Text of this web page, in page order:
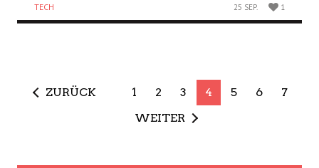
TECH 25 SEP. 1
ZURÜCK 1 2 3 4 5 6
7
WEITER